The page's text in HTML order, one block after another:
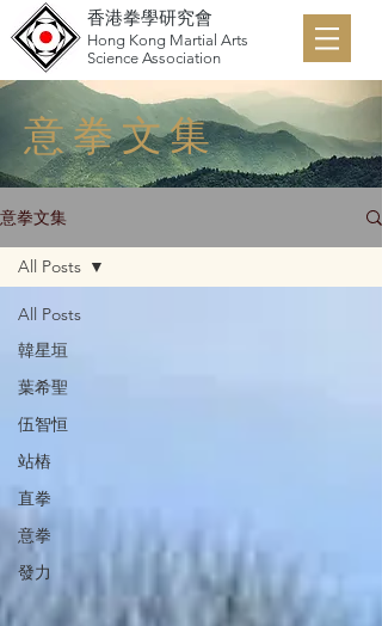
香港拳學研究會
Hong Kong Martial Arts
Science Association
意拳文集
意拳文集
All Posts
韓星垣
葉希聖
伍智恒
站樁
直拳
意拳
發力
All Posts